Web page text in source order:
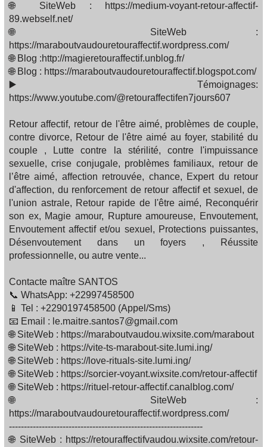
🌐 SiteWeb : https://medium-voyant-retour-affectif-
89.webself.net/
🌐 SiteWeb :
https://maraboutvaudouretouraffectif.wordpress.com/
🌐 Blog :http://magieretouraffectif.unblog.fr/
🌐 Blog : https://maraboutvaudouretouraffectif.blogspot.com/
▶️ Témoignages:
https://www.youtube.com/@retouraffectifen7jours607
Retour affectif, retour de l'être aimé, problèmes de couple,
contre divorce, Retour de l'être aimé au foyer, stabilité du
couple , Lutte contre la stérilité, contre l'impuissance
sexuelle, crise conjugale, problèmes familiaux, retour de
l’être aimé, affection retrouvée, chance, Expert du retour
d'affection, du renforcement de retour affectif et sexuel, de
l'union astrale, Retour rapide de l'être aimé, Reconquérir
son ex, Magie amour, Rupture amoureuse, Envoutement,
Envoutement affectif et/ou sexuel, Protections puissantes,
Désenvoutement dans un foyers , Réussite
professionnelle, ou autre vente...
Contacte maître SANTOS
📞 WhatsApp: +22997458500
📱 Tel : +2290197458500 (Appel/Sms)
📧 Email : le.maitre.santos7@gmail.com
🌐 SiteWeb : https://maraboutvaudou.wixsite.com/marabout
🌐 SiteWeb : https://vite-ts-marabout-site.lumi.ing/
🌐 SiteWeb : https://love-rituals-site.lumi.ing/
🌐 SiteWeb : https://sorcier-voyant.wixsite.com/retour-affectif
🌐 SiteWeb : https://rituel-retour-affectif.canalblog.com/
🌐 SiteWeb :
https://maraboutvaudouretouraffectif.wordpress.com/
-----------------------------------------------------------------
🌐 SiteWeb : https://retouraffectifvaudou.wixsite.com/retour-